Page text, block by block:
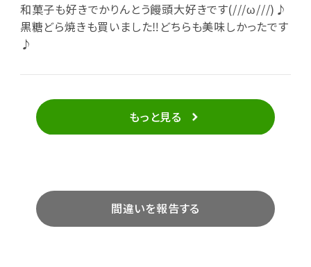
和菓子も好きでかりんとう饅頭大好きです(///ω///)♪
黒糖どら焼きも買いました‼どちらも美味しかったです
♪
もっと見る
間違いを報告する